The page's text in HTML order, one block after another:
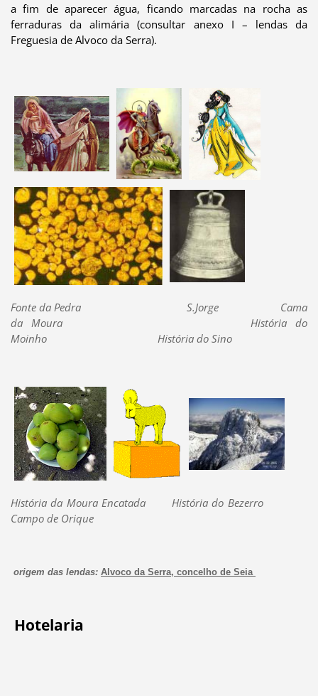
a fim de aparecer água, ficando marcadas na rocha as
ferraduras da alimária (consultar anexo I – lendas da
Freguesia de Alvoco da Serra).
Fonte da Pedra S.Jorge Cama
da Moura História do
Moinho História do Sino
História da Moura Encatada História do Bezerro
Campo de Orique
origem das lendas: Alvoco da Serra, concelho de Seia
Hotelaria